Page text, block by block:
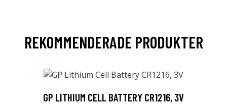
REKOMMENDERADE PRODUKTER
GP LITHIUM CELL BATTERY CR1216, 3V